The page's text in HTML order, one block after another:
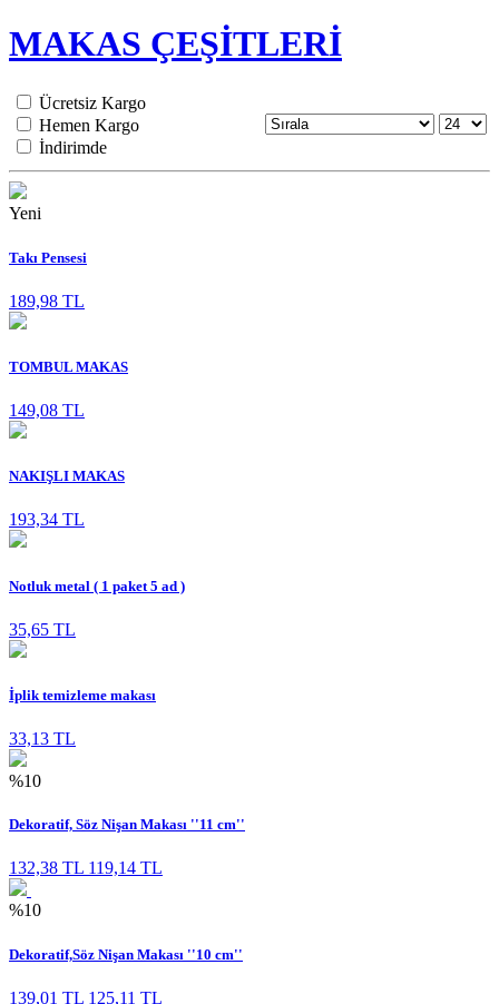
MAKAS ÇEŞİTLERİ
Ücretsiz Kargo
Hemen Kargo
İndirimde
Yeni
Takı Pensesi
189,98 TL
TOMBUL MAKAS
149,08 TL
NAKIŞLI MAKAS
193,34 TL
Notluk metal ( 1 paket 5 ad )
35,65 TL
İplik temizleme makası
33,13 TL
%10
Dekoratif, Söz Nişan Makası ''11 cm''
132,38 TL 119,14 TL
%10
Dekoratif,Söz Nişan Makası ''10 cm''
139,01 TL 125,11 TL